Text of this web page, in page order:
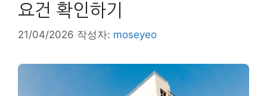
요건 확인하기
21/04/2026 작성자: moseyeo